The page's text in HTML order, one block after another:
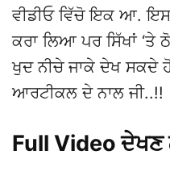
ਵੀਡੀਓ ਵਿੱਚੋ ਇਕ ਆ.
ਕਰਾ ਲਿਆ ਪਰ ਸਿੱਖਾਂ ‘ਤੇ
ਖੁਦ ਨੀਚੇ ਜਾਕੇ ਦੇਖ
ਆਰਟੀਕਲ ਦੇ ਨਾਲ ਜੀ..!!
Full Video ਦੇਖਣ